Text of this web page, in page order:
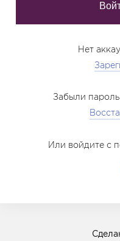
Нет
Забыли пароль
Или войдите с